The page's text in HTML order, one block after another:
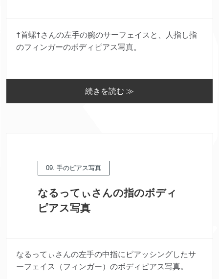
†首螺†さんの左手の腕のサーフェイスと、人指し指
のフィンガーのボディピアス写真。
続きを読む ≫
09. 手のピアス写真
なるってぃさんの指のボディ
ピアス写真
なるってぃさんの左手の中指にピアッシングしたサ
ーフェイス（フィンガー）のボディピアス写真。